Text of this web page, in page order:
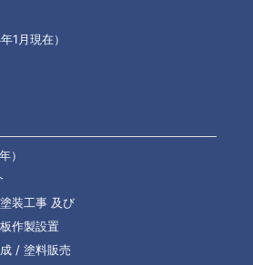
1月現在）
）
装工事 及び
作製設置
/ 塗料販売